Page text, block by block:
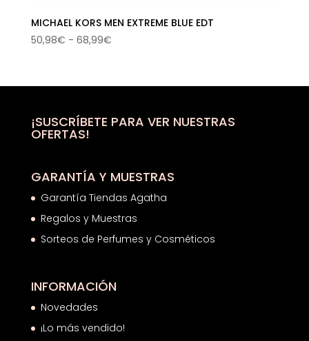
MICHAEL KORS MEN EXTREME BLUE EDT
50,98€ - 68,99€Rango
desde
hasta
¡SUSCRÍBETE PARA VER NUESTRAS
OFERTAS!
GARANTÍA Y MUESTRAS
Garantía Tiendas Agatha
Regalos y Muestras
Sorteos de Perfumes y Cosméticos
INFORMACIÓN
Novedades
¡Lo más vendido!